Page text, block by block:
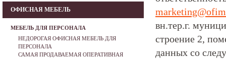
вн.тер.г.
строение 2,
данных со
ОФИСНАЯ МЕБЕЛЬ
МЕБЕЛЬ ДЛЯ ПЕРСОНАЛА
НЕДОРОГАЯ ОФИСНАЯ МЕБЕЛЬ ДЛЯ
ПЕРСОНАЛА
САМАЯ ПРОДАВАЕМАЯ ОПЕРАТИВНАЯ